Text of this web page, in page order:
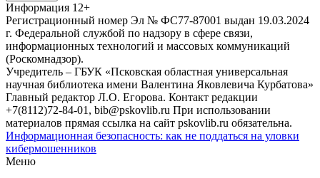
Информация 12+
Регистрационный номер Эл № ФС77-87001 выдан 19.03.2024
г. Федеральной службой по надзору в сфере связи,
информационных технологий и массовых коммуникаций
(Роскомнадзор).
Учредитель – ГБУК «Псковская областная универсальная
научная библиотека имени Валентина Яковлевича Курбатова»
Главный редактор Л.О. Егорова. Контакт редакции
+7(8112)72-84-01, bib@pskovlib.ru При использовании
материалов прямая ссылка на сайт pskovlib.ru обязательна.
Информационная безопасность: как не поддаться на уловки
кибермошенников
Меню